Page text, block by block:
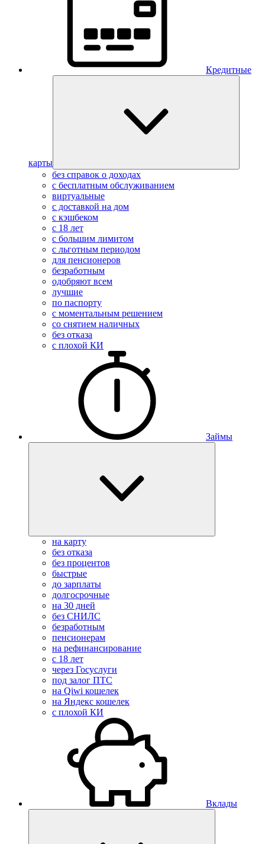
Кредитные
карты
без справок о доходах
с бесплатным обслуживанием
виртуальные
с доставкой на дом
с кэшбеком
с 18 лет
с большим лимитом
с льготным периодом
для пенсионеров
безработным
одобряют всем
лучшие
по паспорту
с моментальным решением
со снятием наличных
без отказа
с плохой КИ
Займы
на карту
без отказа
без процентов
быстрые
до зарплаты
долгосрочные
на 30 дней
без СНИЛС
безработным
пенсионерам
на рефинансирование
с 18 лет
через Госуслуги
под залог ПТС
на Qiwi кошелек
на Яндекс кошелек
с плохой КИ
Вклады